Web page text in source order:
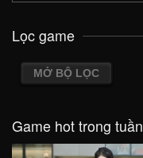
Lọc game
MỞ BỘ LỌC
Game hot trong tuần